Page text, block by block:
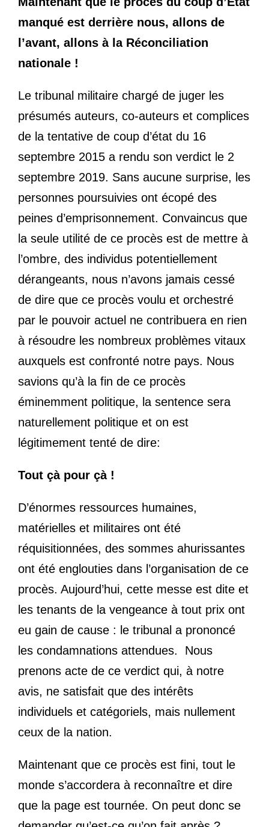
manqué est derrière nous, allons de
l’avant, allons à la Réconciliation
nationale !
Le tribunal militaire chargé de juger les
présumés auteurs, co-auteurs et complices
de la tentative de coup d’état du 16
septembre 2015 a rendu son verdict le 2
septembre 2019. Sans aucune surprise, les
personnes poursuivies ont écopé des
peines d’emprisonnement. Convaincus que
la seule utilité de ce procès est de mettre à
l’ombre, des individus potentiellement
dérangeants, nous n’avons jamais cessé
de dire que ce procès voulu et orchestré
par le pouvoir actuel ne contribuera en rien
à résoudre les nombreux problèmes vitaux
auxquels est confronté notre pays. Nous
savions qu’à la fin de ce procès
éminemment politique, la sentence sera
naturellement politique et on est
légitimement tenté de dire:
Tout çà pour çà !
D’énormes ressources humaines,
matérielles et militaires ont été
réquisitionnées, des sommes ahurissantes
ont été englouties dans l’organisation de ce
procès. Aujourd’hui, cette messe est dite et
les tenants de la vengeance à tout prix ont
eu gain de cause : le tribunal a prononcé
les condamnations attendues. Nous
prenons acte de ce verdict qui, à notre
avis, ne satisfait que des intérêts
individuels et catégoriels, mais nullement
ceux de la nation.
Maintenant que ce procès est fini, tout le
monde s’accordera à reconnaître et dire
que la page est tournée. On peut donc se